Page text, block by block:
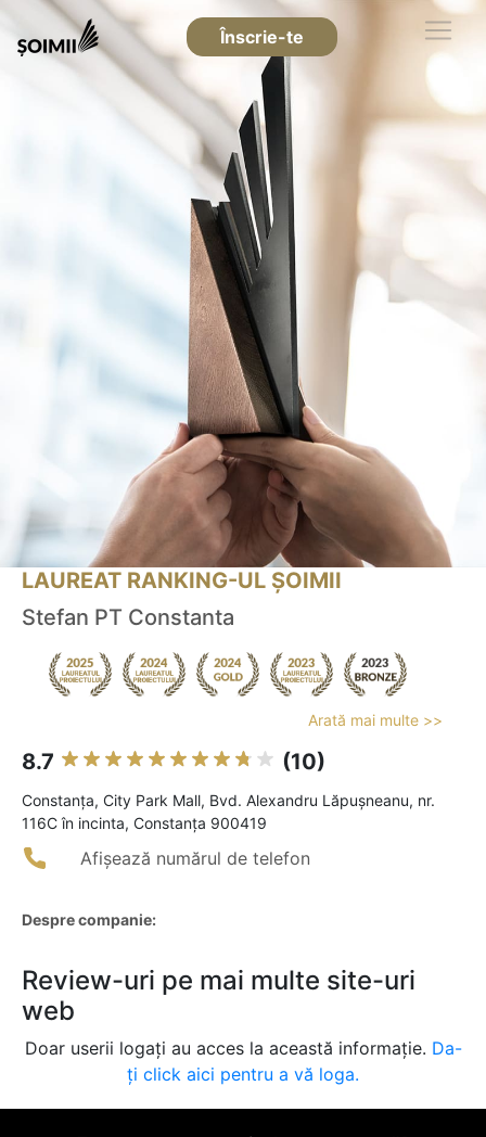
Înscrie-te
LAUREAT RANKING-UL ȘOIMII
Stefan PT Constanta
Arată mai multe >>
8.7 (10)
Constanţa, City Park Mall, Bvd. Alexandru Lăpușneanu, nr.
116C în incinta, Constanța 900419
Afișează numărul de telefon
Despre companie:
Review-uri pe mai multe site-uri
web
Doar userii logați au acces la această informație. Da-
ți click aici pentru a vă loga.